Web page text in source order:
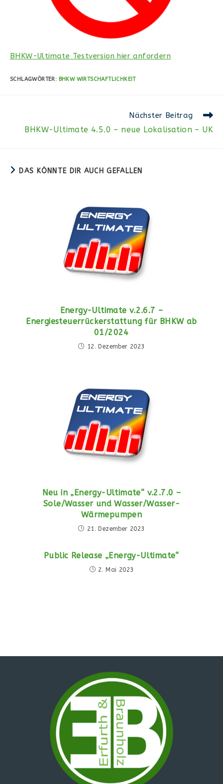
BHKW-Ultimate Testversion hier anfordern
SCHLAGWÖRTER: BHKW WIRTSCHAFTLICHKEIT
Artikel
ansehen
Nächster Beitrag
BHKW-Ultimate 4.5.0 – neue Lokalisation – UK
DAS KÖNNTE DIR AUCH GEFALLEN
Energy-Ultimate v.2.6.7 –
Energiesteuerrückerstattung für BHKW ab
01/2024
12. Dezember 2023
Neu in „Energy-Ultimate“ v.2.7.0 –
Sole/Wasser und Wasser/Wasser-
Wärmepumpen
21. Dezember 2023
Public Release „Energy-Ultimate“
2. Mai 2023